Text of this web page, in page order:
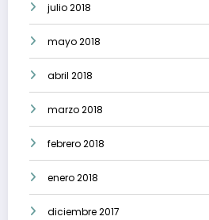
julio 2018
mayo 2018
abril 2018
marzo 2018
febrero 2018
enero 2018
diciembre 2017